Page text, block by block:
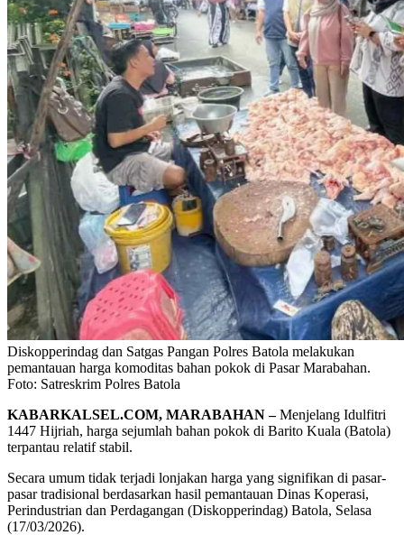
Diskopperindag dan Satgas Pangan Polres Batola melakukan
pemantauan harga komoditas bahan pokok di Pasar Marabahan.
Foto: Satreskrim Polres Batola
KABARKALSEL.COM, MARABAHAN –Menjelang Idulfitri
1447 Hijriah, harga sejumlah bahan pokok di Barito Kuala (Batola)
terpantau relatif stabil.
Secara umum tidak terjadi lonjakan harga yang signifikan di pasar-
pasar tradisional berdasarkan hasil pemantauan Dinas Koperasi,
Perindustrian dan Perdagangan (Diskopperindag) Batola, Selasa
(17/03/2026).